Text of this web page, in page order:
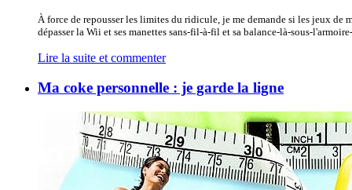
À force de repousser les limites du ridicule, je me demande si les jeux de
dépasser la Wii et ses manettes sans-fil-à-fil et sa balance-là-sous-
Lire la suite et commenter
Ma coke personnelle : je garde la ligne